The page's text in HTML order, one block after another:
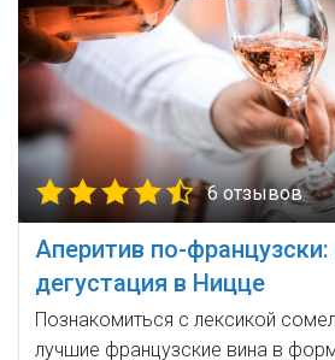
6 отзывов
Аперитив по-французски:
дегустация в Ницце
Познакомиться с лексикой
лучшие французские вина в